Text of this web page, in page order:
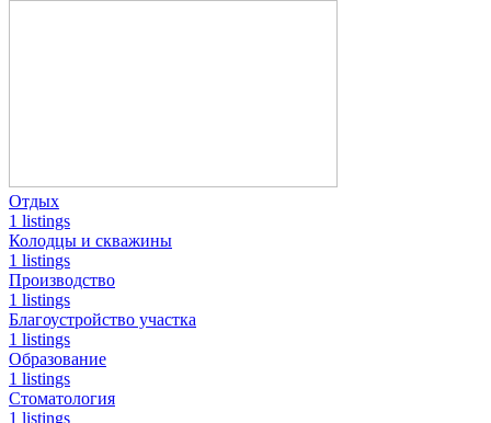
Отдых
1 listings
Колодцы и скважины
1 listings
Производство
1 listings
Благоустройство участка
1 listings
Образование
1 listings
Стоматология
1 listings